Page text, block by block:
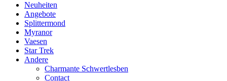
Neuheiten
Angebote
Splittermond
Myranor
Vaesen
Star Trek
Andere
Charmante Schwertlesben
Contact